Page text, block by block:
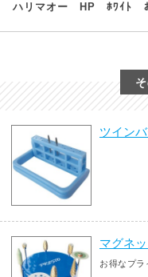
ハリマオー HP ﾎﾜｲﾄ
ツイン
マグネ
お得なプラ